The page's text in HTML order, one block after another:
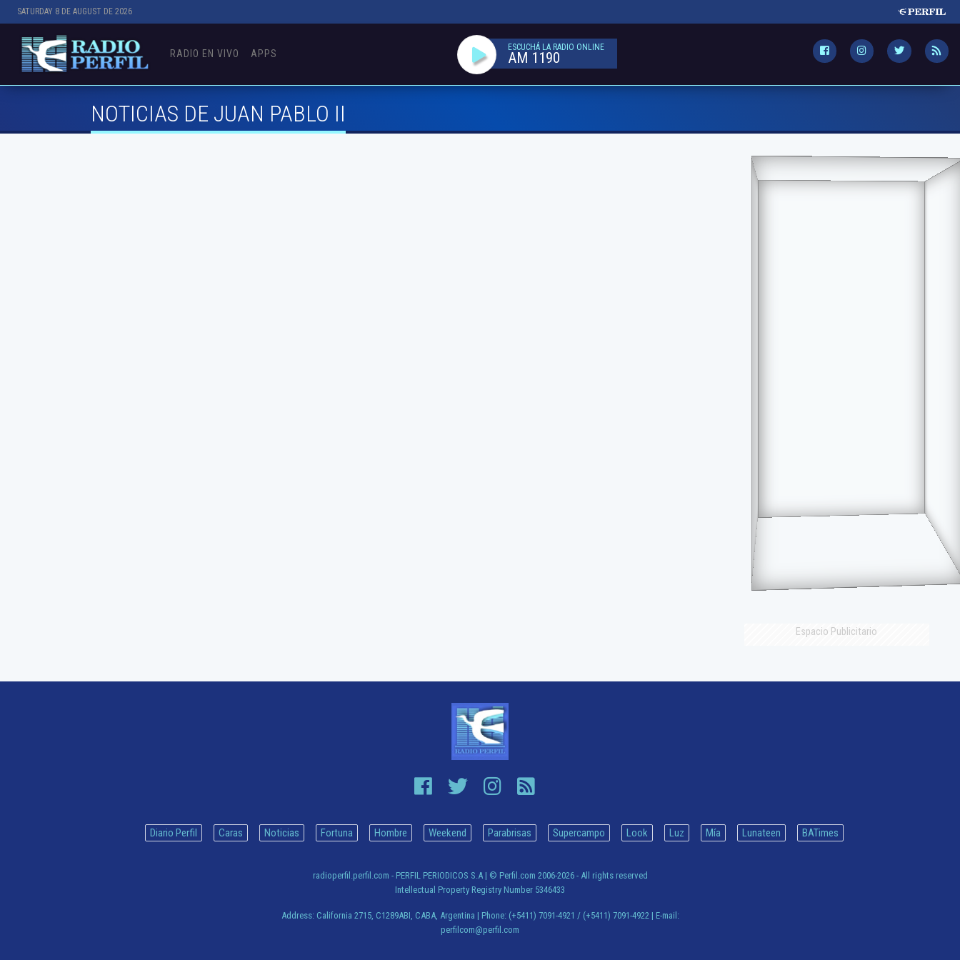
SATURDAY 8 DE AUGUST DE 2026
RADIO EN VIVO APPS
ESCUCHÁ LA RADIO ONLINE
AM 1190
NOTICIAS DE JUAN PABLO II
Espacio Publicitario
Diario Perfil Caras Noticias Fortuna Hombre Weekend Parabrisas Supercampo Look Luz Mía Lunateen BATimes
radioperfil.perfil.com - PERFIL PERIODICOS S.A| © Perfil.com 2006-2026 - All rights reserved
Intellectual Property Registry Number 5346433
Address: California 2715, C1289ABI, CABA, Argentina | Phone: (+5411) 7091-4921 / (+5411) 7091-4922| E-mail:
perfilcom@perfil.com